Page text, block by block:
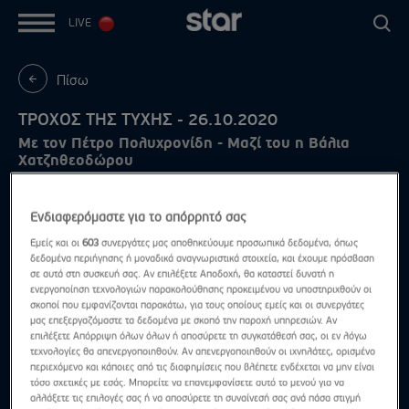
LIVE
Πίσω
ΤΡΟΧΟΣ ΤΗΣ ΤΥΧΗΣ - 26.10.2020
Με τον Πέτρο Πολυχρονίδη - Μαζί του η Βάλια
Χατζηθεοδώρου
Ενδιαφερόμαστε για το απόρρητό σας
Εμείς και οι603 συνεργάτες μας αποθηκεύουμε προσωπικά δεδομένα, όπως
δεδομένα περιήγησης ή μοναδικά αναγνωριστικά στοιχεία, και έχουμε πρόσβαση
σε αυτά στη συσκευή σας. Αν επιλέξετε Αποδοχή, θα καταστεί δυνατή η
ενεργοποίηση τεχνολογιών παρακολούθησης προκειμένου να υποστηριχθούν οι
σκοποί που εμφανίζονται παρακάτω, για τους οποίους εμείς και οι συνεργάτες
μας επεξεργαζόμαστε τα δεδομένα με σκοπό την παροχή υπηρεσιών. Αν
επιλέξετε Απόρριψη όλων όλων ή αποσύρετε τη συγκατάθεσή σας, οι εν λόγω
τεχνολογίες θα απενεργοποιηθούν. Αν απενεργοποιηθούν οι ιχνηλάτες, ορισμένο
περιεχόμενο και κάποιες από τις διαφημίσεις που βλέπετε ενδέχεται να μην είναι
τόσο σχετικές με εσάς. Μπορείτε να επανεμφανίσετε αυτό το μενού για να
αλλάξετε τις επιλογές σας ή να αποσύρετε τη συναίνεσή σας ανά πάσα στιγμή